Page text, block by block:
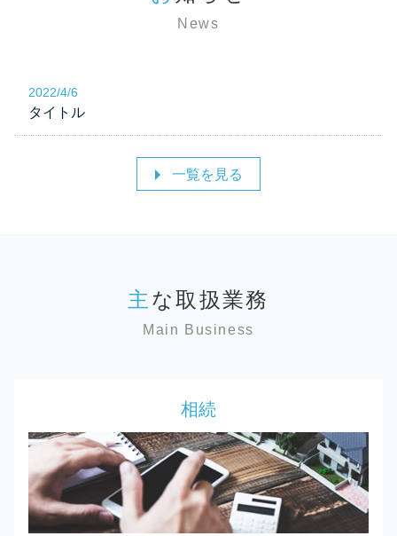
News
2022/4/6
タイトル
一覧を見る
主な取扱業務
Main Business
相続